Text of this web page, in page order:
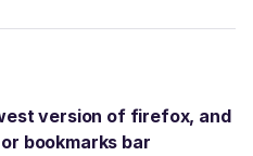
version of firefox, and
bookmarks bar